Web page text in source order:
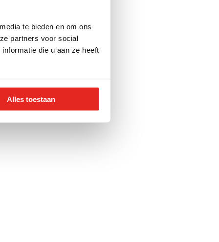
te bieden en om ons
partners voor social
die u aan ze heeft
Alles toestaan